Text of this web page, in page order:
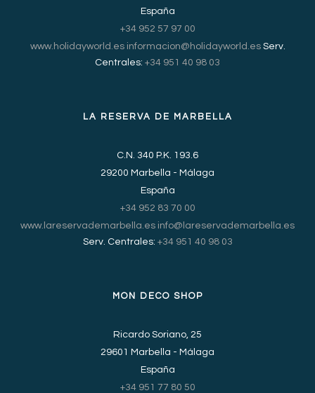
España
+34 952 57 97 00
www.holidayworld.es informacion@holidayworld.esServ.
Centrales: +34 951 40 98 03
LA RESERVA DE MARBELLA
C.N. 340 P.K. 193.6
29200 Marbella - Málaga
España
+34 952 83 70 00
www.lareservademarbella.es info@lareservademarbella.es
Serv. Centrales: +34 951 40 98 03
MON DECO SHOP
Ricardo Soriano, 25
29601 Marbella - Málaga
España
+34 951 77 80 50